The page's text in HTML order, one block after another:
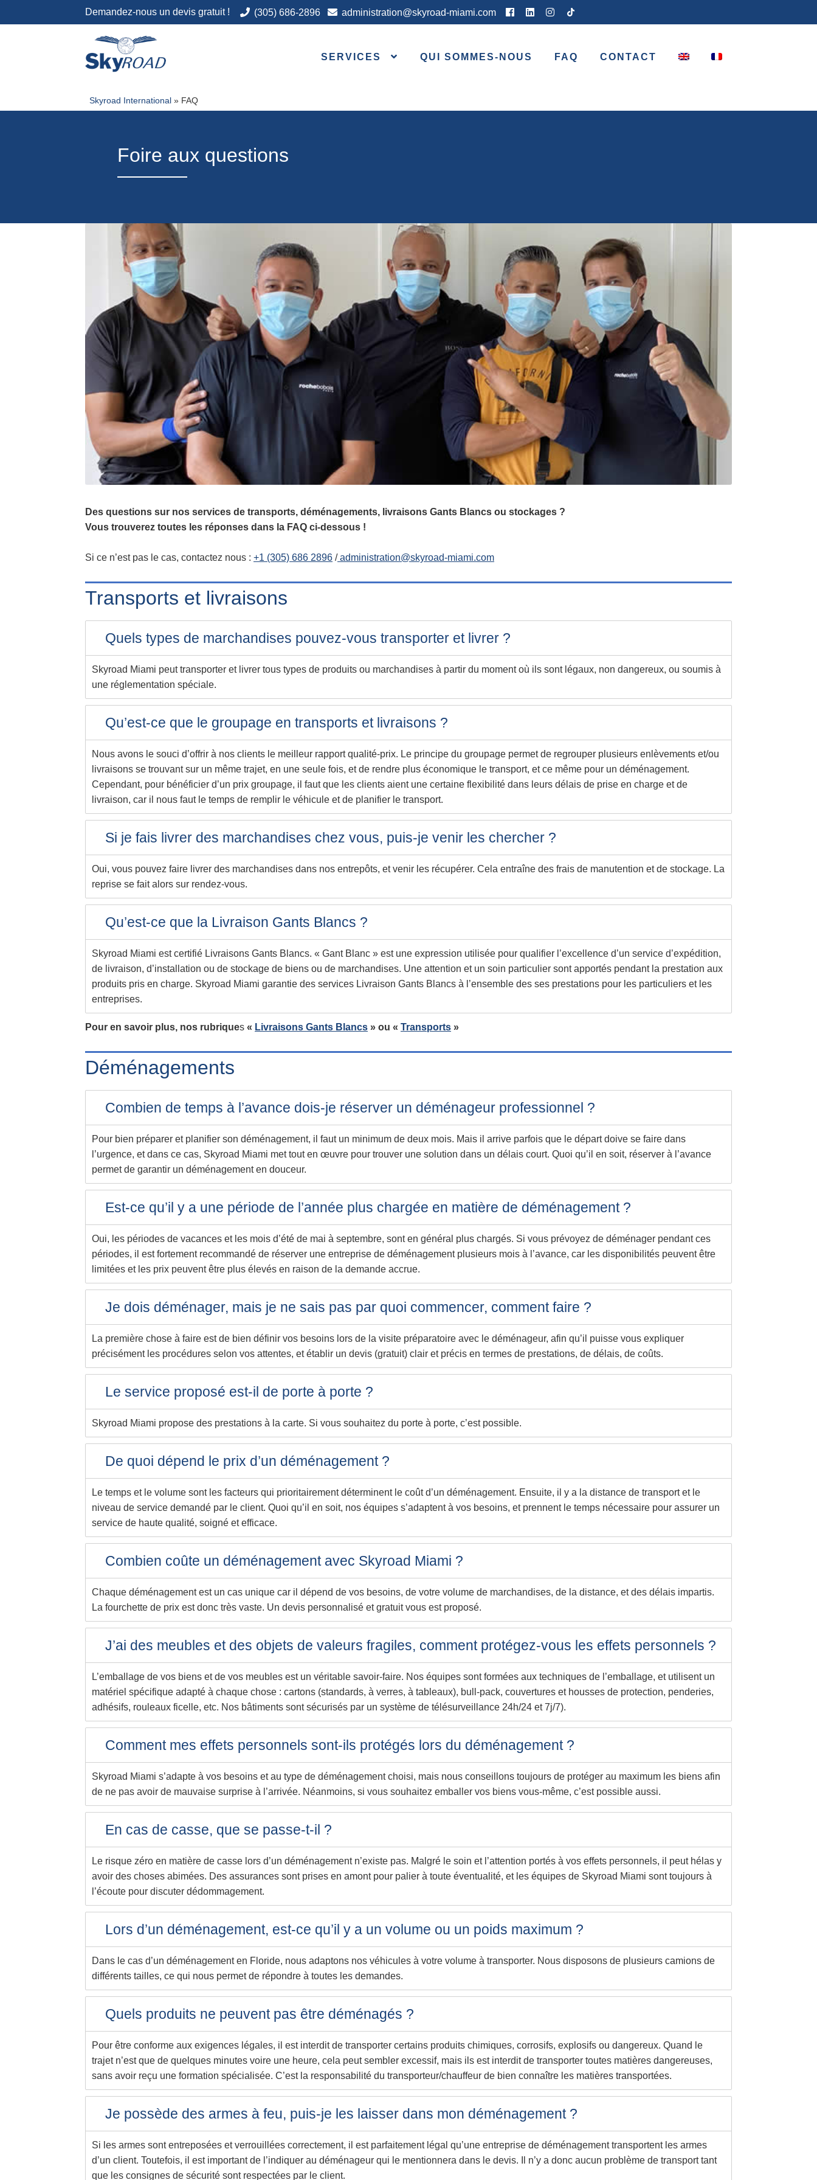
(305) 686-2896 administration@skyroad-miami.com
Aller
la
navigation
Aller
contenu
SERVICES QUI SOMMES-NOUS FAQ CONTACT
Skyroad International» FAQ
Foire aux questions
Des questions sur nos services de transports, déménagements, livraisons Gants Blancs ou stockages ?
Vous trouverez toutes les réponses dans la FAQ ci-dessous !
Si ce n’est pas le cas, contactez nous :+1 (305) 686 2896 / administration@skyroad-miami.com
Transports et livraisons
Quels types de marchandises pouvez-vous transporter et livrer ?
Skyroad Miami peut transporter et livrer tous types de produits ou marchandises à partir du moment où ils sont légaux, non dangereux, ou soumis à
une réglementation spéciale.
Qu’est-ce que le groupage en transports et livraisons ?
Nous avons le souci d’offrir à nos clients le meilleur rapport qualité-prix. Le principe du groupage permet de regrouper plusieurs enlèvements et/ou
livraisons se trouvant sur un même trajet, en une seule fois, et de rendre plus économique le transport, et ce même pour un déménagement.
Cependant, pour bénéficier d’un prix groupage, il faut que les clients aient une certaine flexibilité dans leurs délais de prise en charge et de
livraison, car il nous faut le temps de remplir le véhicule et de planifier le transport.
Si je fais livrer des marchandises chez vous, puis-je venir les chercher ?
Oui, vous pouvez faire livrer des marchandises dans nos entrepôts, et venir les récupérer. Cela entraîne des frais de manutention et de stockage. La
reprise se fait alors sur rendez-vous.
Qu’est-ce que la Livraison Gants Blancs ?
Skyroad Miami est certifié Livraisons Gants Blancs. « Gant Blanc » est une expression utilisée pour qualifier l’excellence d’un service d’expédition,
de livraison, d’installation ou de stockage de biens ou de marchandises. Une attention et un soin particulier sont apportés pendant la prestation aux
produits pris en charge. Skyroad Miami garantie des services Livraison Gants Blancs à l’ensemble des ses prestations pour les particuliers et les
entreprises.
Pour en savoir plus, nos rubriques « Livraisons Gants Blancs » ou «Transports »
Déménagements
Combien de temps à l’avance dois-je réserver un déménageur professionnel ?
Pour bien préparer et planifier son déménagement, il faut un minimum de deux mois. Mais il arrive parfois que le départ doive se faire dans
l’urgence, et dans ce cas, Skyroad Miami met tout en œuvre pour trouver une solution dans un délais court. Quoi qu’il en soit, réserver à l’avance
permet de garantir un déménagement en douceur.
Est-ce qu’il y a une période de l’année plus chargée en matière de déménagement ?
Oui, les périodes de vacances et les mois d’été de mai à septembre, sont en général plus chargés. Si vous prévoyez de déménager pendant ces
périodes, il est fortement recommandé de réserver une entreprise de déménagement plusieurs mois à l’avance, car les disponibilités peuvent être
limitées et les prix peuvent être plus élevés en raison de la demande accrue.
Je dois déménager, mais je ne sais pas par quoi commencer, comment faire ?
La première chose à faire est de bien définir vos besoins lors de la visite préparatoire avec le déménageur, afin qu’il puisse vous expliquer
précisément les procédures selon vos attentes, et établir un devis (gratuit) clair et précis en termes de prestations, de délais, de coûts.
Le service proposé est-il de porte à porte ?
Skyroad Miami propose des prestations à la carte. Si vous souhaitez du porte à porte, c’est possible.
De quoi dépend le prix d’un déménagement ?
Le temps et le volume sont les facteurs qui prioritairement déterminent le coût d’un déménagement. Ensuite, il y a la distance de transport et le
niveau de service demandé par le client. Quoi qu’il en soit, nos équipes s’adaptent à vos besoins, et prennent le temps nécessaire pour assurer un
service de haute qualité, soigné et efficace.
Combien coûte un déménagement avec Skyroad Miami ?
Chaque déménagement est un cas unique car il dépend de vos besoins, de votre volume de marchandises, de la distance, et des délais impartis.
La fourchette de prix est donc très vaste. Un devis personnalisé et gratuit vous est proposé.
J’ai des meubles et des objets de valeurs fragiles, comment protégez-vous les effets personnels ?
L’emballage de vos biens et de vos meubles est un véritable savoir-faire. Nos équipes sont formées aux techniques de l’emballage, et utilisent un
matériel spécifique adapté à chaque chose : cartons (standards, à verres, à tableaux), bull-pack, couvertures et housses de protection, penderies,
adhésifs, rouleaux ficelle, etc. Nos bâtiments sont sécurisés par un système de télésurveillance 24h/24 et 7j/7).
Comment mes effets personnels sont-ils protégés lors du déménagement ?
Skyroad Miami s’adapte à vos besoins et au type de déménagement choisi, mais nous conseillons toujours de protéger au maximum les biens afin
de ne pas avoir de mauvaise surprise à l’arrivée. Néanmoins, si vous souhaitez emballer vos biens vous-même, c’est possible aussi.
En cas de casse, que se passe-t-il ?
Le risque zéro en matière de casse lors d’un déménagement n’existe pas. Malgré le soin et l’attention portés à vos effets personnels, il peut hélas y
avoir des choses abimées. Des assurances sont prises en amont pour palier à toute éventualité, et les équipes de Skyroad Miami sont toujours à
l’écoute pour discuter dédommagement.
Lors d’un déménagement, est-ce qu’il y a un volume ou un poids maximum ?
Dans le cas d’un déménagement en Floride, nous adaptons nos véhicules à votre volume à transporter. Nous disposons de plusieurs camions de
différents tailles, ce qui nous permet de répondre à toutes les demandes.
Quels produits ne peuvent pas être déménagés ?
Pour être conforme aux exigences légales, il est interdit de transporter certains produits chimiques, corrosifs, explosifs ou dangereux. Quand le
trajet n’est que de quelques minutes voire une heure, cela peut sembler excessif, mais ils est interdit de transporter toutes matières dangereuses,
sans avoir reçu une formation spécialisée. C’est la responsabilité du transporteur/chauffeur de bien connaître les matières transportées.
Je possède des armes à feu, puis-je les laisser dans mon déménagement ?
Si les armes sont entreposées et verrouillées correctement, il est parfaitement légal qu’une entreprise de déménagement transportent les armes
d’un client. Toutefois, il est important de l’indiquer au déménageur qui le mentionnera dans le devis. Il n’y a donc aucun problème de transport tant
que les consignes de sécurité sont respectées par le client.